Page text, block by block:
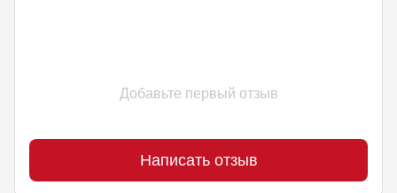
Добавьте первый отзыв
Написать отзыв